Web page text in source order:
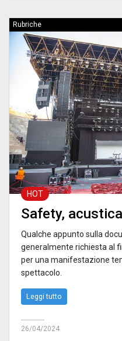
Rubriche
HOT
Safety,
Qualche appunto sulla
generalmente richiesta al
per una manifestazione
spettacolo.
Leggi tutto
26/04/2024